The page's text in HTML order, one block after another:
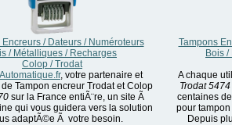
Encreurs / Dateurs / Numéroteurs
/ Métalliques / Recharges
Colop / Trodat
, votre partenaire et
Tampon encreur Trodat et Colop
sur la France entiÃ¨re, un site Ã
qui vous guidera vers la solution
adaptÃ©e Ã votre besoin.
Tampons
Bois
A chaque
Trodat 5474
centaines
pour
Depuis